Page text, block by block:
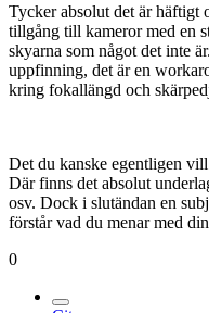
Tycker absolut det är häftigt
tillgång till kameror med en
skyarna som något det inte
uppfinning, det är en
kring fokallängd och
Det du kanske egentligen
Där finns det absolut
osv. Dock i slutändan en
förstår vad du menar med
0